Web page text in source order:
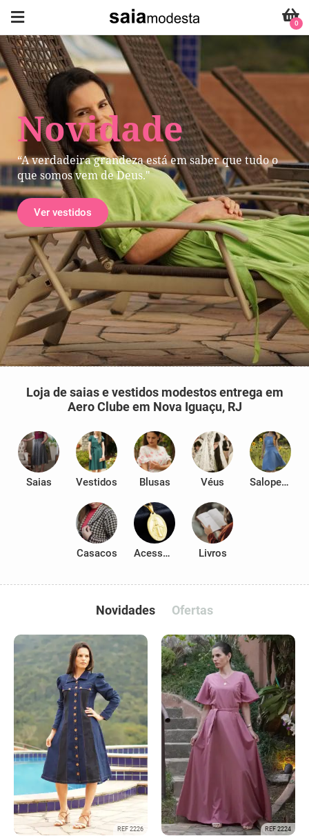
Novidade
“A verdadeira grandeza está em saber que tudo o
que somos vem de Deus."
Ver vestidos
0
Loja de saias e vestidos modestos entrega em
Aero Clube em Nova Iguaçu, RJ
Saias Vestidos Blusas Véus Salopetes
Casacos Acessórios Livros
Novidades Ofertas
REF 2226 REF 2224